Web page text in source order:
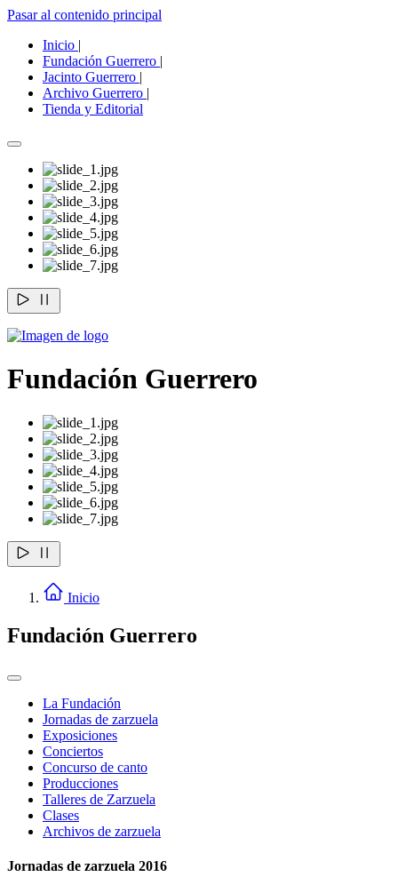
Pasar al contenido principal
Inicio |
Fundación Guerrero |
Jacinto Guerrero |
Archivo Guerrero |
Tienda y Editorial
Fundación Guerrero
Inicio
Fundación Guerrero
La Fundación
Jornadas de zarzuela
Exposiciones
Conciertos
Concurso de canto
Producciones
Talleres de Zarzuela
Clases
Archivos de zarzuela
Jornadas de zarzuela 2016